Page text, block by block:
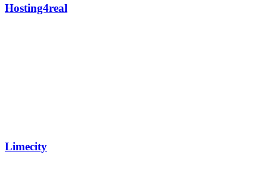
Hosting4real
Limecity